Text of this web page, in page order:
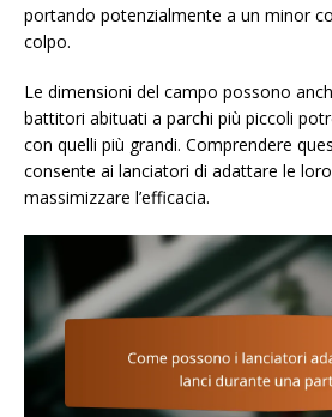
portando potenzialmente a un minor
colpo.
Le dimensioni del campo possono
battitori abituati a parchi più piccoli
con quelli più grandi. Comprendere
consente ai lanciatori di adattare le
massimizzare l’efficacia.